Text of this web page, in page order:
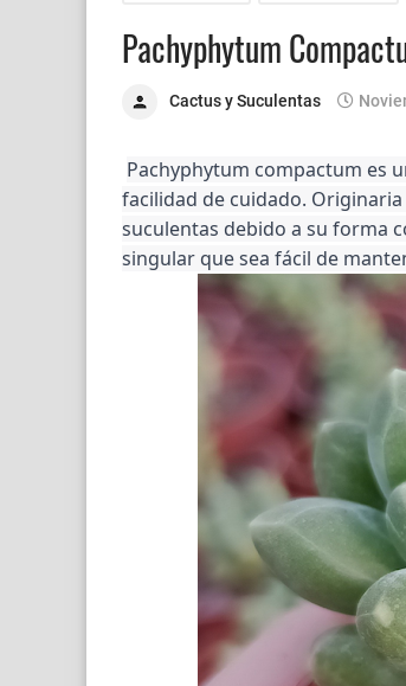
Pachyphytum
Cactus y Suculentas
Pachyphytum compactum es
facilidad de cuidado.
suculentas debido a su forma
singular que sea fácil de